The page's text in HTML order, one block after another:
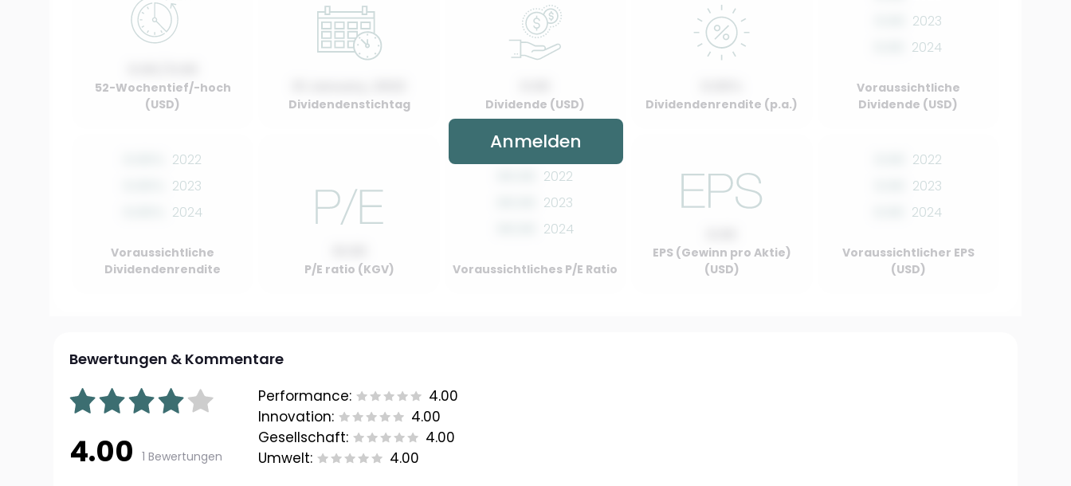
52-Wochentief/-hoch
(USD)
Dividendenstichtag Dividende (USD) Dividendenrendite (p.a.)
2023
2024
Voraussichtliche
Dividende (USD)
2022
2023
2024
Voraussichtliche
Dividendenrendite
P/E ratio (KGV)
2022
2023
2024
Voraussichtliches P/E Ratio
EPS (Gewinn pro Aktie)
(USD)
2022
2023
2024
Voraussichtlicher EPS
(USD)
Anmelden
Bewertungen & Kommentare
4.00 1 Bewertungen
Performance:
4.00
Innovation:
4.00
Gesellschaft:
4.00
Umwelt:
4.00